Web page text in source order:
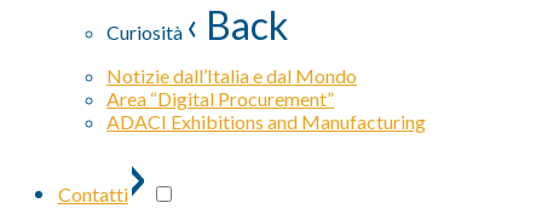
Curiosità ‹ Back
Notizie dall’Italia e dal Mondo
Area “Digital Procurement”
ADACI Exhibitions and Manufacturing
Contatti›